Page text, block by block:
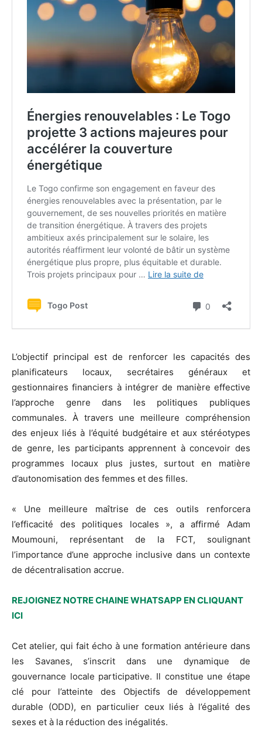
L’objectif principal est de renforcer les capacités des
planificateurs locaux, secrétaires généraux et
gestionnaires financiers à intégrer de manière effective
l’approche genre dans les politiques publiques
communales. À travers une meilleure compréhension
des enjeux liés à l’équité budgétaire et aux stéréotypes
de genre, les participants apprennent à concevoir des
programmes locaux plus justes, surtout en matière
d’autonomisation des femmes et des filles.
« Une meilleure maîtrise de ces outils renforcera
l’efficacité des politiques locales », a affirmé Adam
Moumouni, représentant de la FCT, soulignant
l’importance d’une approche inclusive dans un contexte
de décentralisation accrue.
REJOIGNEZ NOTRE CHAINE WHATSAPP EN CLIQUANT
ICI
Cet atelier, qui fait écho à une formation antérieure dans
les Savanes, s’inscrit dans une dynamique de
gouvernance locale participative. Il constitue une étape
clé pour l’atteinte des Objectifs de développement
durable (ODD), en particulier ceux liés à l’égalité des
sexes et à la réduction des inégalités.